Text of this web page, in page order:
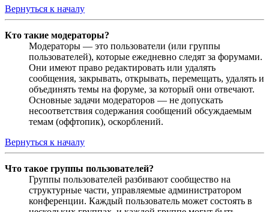
Вернуться к началу
Кто такие модераторы?
Модераторы — это пользователи (или группы
пользователей), которые ежедневно следят за форумами.
Они имеют право редактировать или удалять
сообщения, закрывать, открывать, перемещать, удалять и
объединять темы на форуме, за который они отвечают.
Основные задачи модераторов — не допускать
несоответствия содержания сообщений обсуждаемым
темам (оффтопик), оскорблений.
Вернуться к началу
Что такое группы пользователей?
Группы пользователей разбивают сообщество на
структурные части, управляемые администратором
конференции. Каждый пользователь может состоять в